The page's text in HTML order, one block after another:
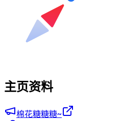
主页资料
棉花糖糖糖~